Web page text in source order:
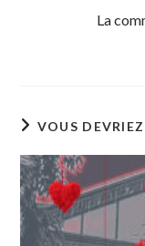
La
VOUS